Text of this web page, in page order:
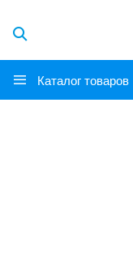
Каталог товаров